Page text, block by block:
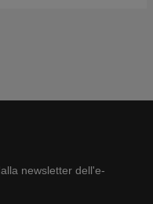
newsletter dell'e-